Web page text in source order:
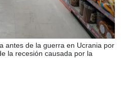
antes de la guerra en Ucrania por
la recesión causada por la